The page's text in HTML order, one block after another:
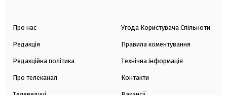
Про нас
Редакція
Редакційна політика
Про телеканал
Угода Користувача Спільноти
Правила коментування
Технічна інформація
Контакти